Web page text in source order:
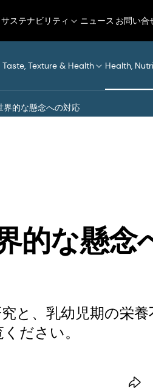
サステナビリティ ニュース お問い合
Taste, Texture & Health Health,
界的な懸念への対応
的な懸念
と、乳幼児期の栄養
ださい。